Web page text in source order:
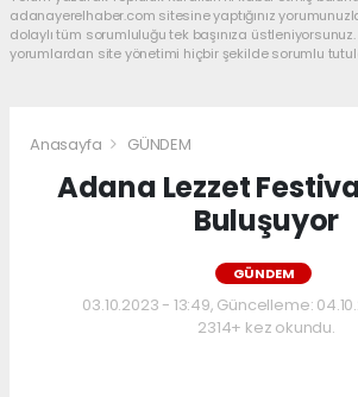
adanayerelhaber.com sitesine yaptığınız
dolaylı tüm sorumluluğu tek başınıza
yorumlardan site yönetimi hiçbir şekilde sorumlu
Anasayfa GÜNDEM
Adana Lezzet
Buluşuyor
GÜNDEM
03.10.2023 - 13:49, Güncelleme:
2314+ kez okundu.